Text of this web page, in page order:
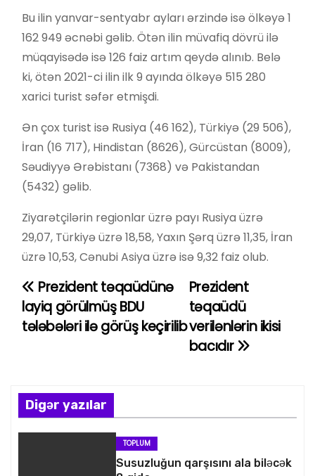
Bu ilin yanvar-sentyabr ayları ərzində isə ölkəyə 1
162 949 əcnəbi gəlib. Ötən ilin müvafiq dövrü ilə
müqayisədə isə 126 faiz artım qeydə alınıb. Belə
ki, ötən 2021-ci ilin ilk 9 ayında ölkəyə 515 280
xarici turist səfər etmişdi.
Ən çox turist isə Rusiya (46 162), Türkiyə (29 506),
İran (16 717), Hindistan (8626), Gürcüstan (8009),
Səudiyyə Ərəbistanı (7368) və Pakistandan
(5432) gəlib.
Ziyarətçilərin regionlar üzrə payı Rusiya üzrə
29,07, Türkiyə üzrə 18,58, Yaxın Şərq üzrə 11,35, İran
üzrə 10,53, Cənubi Asiya üzrə isə 9,32 faiz olub.
Y
a
n
a
Prezident
təqaüdü
verilənlərin ikisi
bacıdır
Prezident təqaüdünə
layiq görülmüş BDU
tələbələri ilə görüş keçirilib
Digər yazılar
TOPLUM
Susuzluğun qarşısını ala biləcək